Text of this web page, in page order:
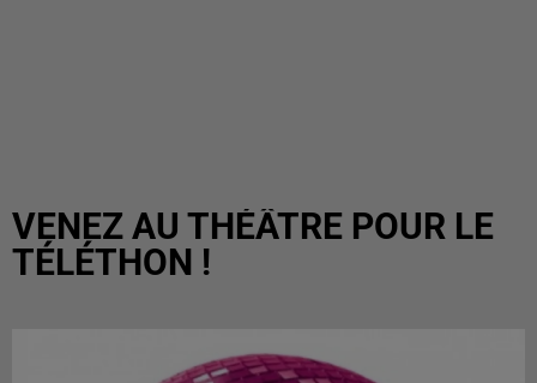
VENEZ AU THÉÂTRE POUR LE
TÉLÉTHON !